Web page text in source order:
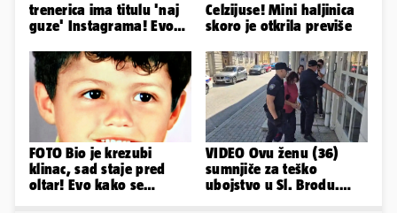
trenerica ima titulu 'naj
guze' Instagrama! Evo
satu...
Celzijuse! Mini haljinica
skoro je otkrila previše
FOTO Bio je krezubi
klinac, sad staje pred
oltar! Evo kako se
VIDEO Ovu ženu (36)
sumnjiče za teško
ubojstvo u Sl. Brodu.